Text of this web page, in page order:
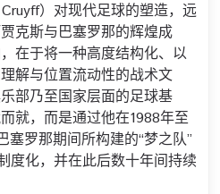
）对现代足球的塑造，远
克斯与巴塞罗那的辉煌成
在于将一种高度结构化、以
解与位置流动性的战术文
部乃至国家层面的足球基
就，而是通过他在1988年至
塞罗那期间所构建的“梦之队”
度化，并在此后数十年间持续